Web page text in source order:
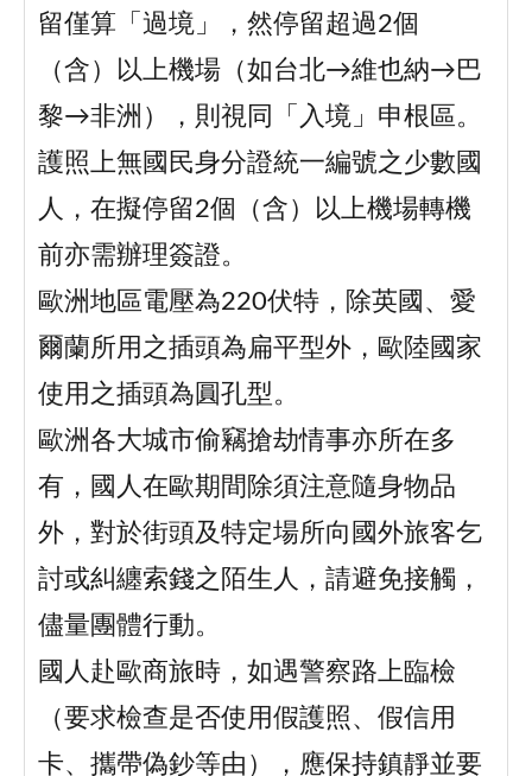
留僅算「過境」，然停留超過2個
（含）以上機場（如台北→維也納→巴
黎→非洲），則視同「入境」申根區。
護照上無國民身分證統一編號之少數國
人，在擬停留2個（含）以上機場轉機
前亦需辦理簽證。
歐洲地區電壓為220伏特，除英國、愛
爾蘭所用之插頭為扁平型外，歐陸國家
使用之插頭為圓孔型。
歐洲各大城市偷竊搶劫情事亦所在多
有，國人在歐期間除須注意隨身物品
外，對於街頭及特定場所向國外旅客乞
討或糾纏索錢之陌生人，請避免接觸，
儘量團體行動。
國人赴歐商旅時，如遇警察路上臨檢
（要求檢查是否使用假護照、假信用
卡、攜帶偽鈔等由），應保持鎮靜並要